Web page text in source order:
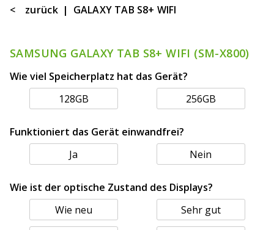
< zurück | GALAXY TAB S8+ WIFI
SAMSUNG GALAXY TAB S8+ WIFI (SM-X800)
Wie viel Speicherplatz hat das Gerät?
128GB
256GB
Funktioniert das Gerät einwandfrei?
Ja
Nein
Wie ist der optische Zustand des Displays?
Wie neu
Sehr gut